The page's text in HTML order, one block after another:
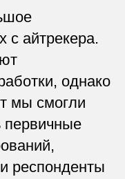
с айтрекера.
однако
мы смогли
первичные
респонденты